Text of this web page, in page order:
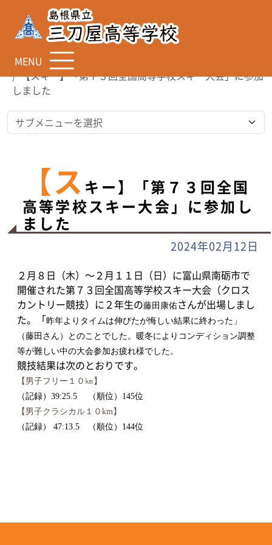
MENU
TOP
お知らせ
【スキー】「第７３回全国高等学校スキー大会」に参加
しました
【ス キー】「第７３回全国
高等学校スキー大会」に参加し
ました
2024年02月12日
２月８日（木）～２月１１日（日）に富山県南砺市で
開催された第７３回全国高等学校スキー大会（クロス
カントリー競技）に２年生の藤田康佑さんが出場しまし
た。「昨年よりタイムは伸びたが悔しい結果に終わった」
（藤田さん）とのことでした。暖冬によりコンディション調整
等が難しい中の大会参加お疲れ様でした。
競技結果は次のとおりです。
【男子フリー１０㎞】
（記録）39:25.5 （順位）145位
【男子クラシカル１０km】
（記録） 47:13.5 （順位）144位